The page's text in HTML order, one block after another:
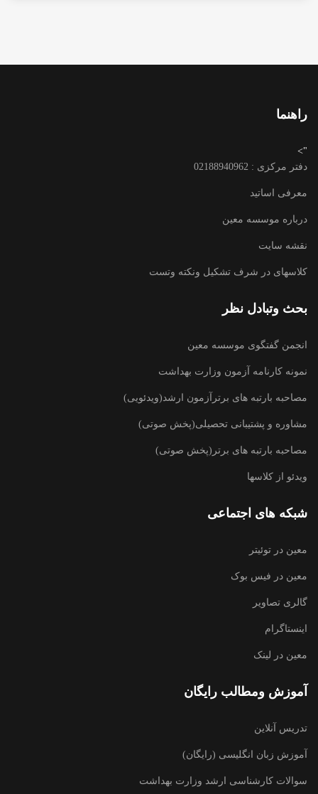
راهنما
">
دفتر مرکزی : 02188940962
معرفی اساتید
درباره موسسه معین
نقشه سایت
کلاسهای در شرف تشکیل ونکته وتست
بحث وتبادل نظر
انجمن گفتگوی موسسه معین
نمونه کارنامه آزمون وزارت بهداشت
مصاحبه بارتبه های برترآزمون ارشد(ویدئویی)
مشاوره و پشتیبانی تحصیلی(پخش صوتی)
مصاحبه بارتبه های برتر(پخش صوتی)
ویدئو از کلاسها
شبکه های اجتماعی
معین در توئیتر
معین در فیس بوک
گالری تصاویر
اینستاگرام
معین در لینک
آموزش ومطالب رایگان
تدریس آنلاین
آموزش زبان انگلیسی (رایگان)
سوالات کارشناسی ارشد وزارت بهداشت